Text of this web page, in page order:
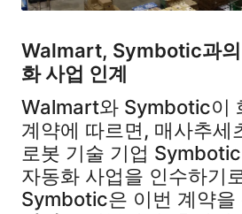
Walmart, Symbotic과의
화 사업 인계
Walmart와 Symbotic이
계약에 따르면, 매사추세
로봇 기술 기업
자동화 사업을 인수하기
Symbotic은 이번 계약을